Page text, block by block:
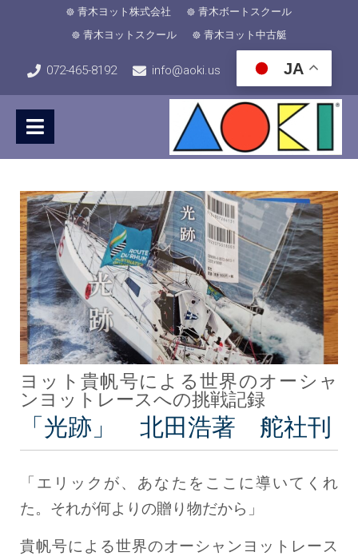
青木ヨット株式会社
青木ボートスクール
青木ヨットスクール
青木ヨット中古艇
072-465-8192 info@aoki.us JA
ヨット貴帆号による世界のオーシャ
ンヨットレースへの挑戦記録
「光跡」 北田浩著 舵社刊
「エリックが、あなたをここに導いてくれ
た。それが何よりの贈り物だから」
貴帆号による世界のオーシャンヨットレース